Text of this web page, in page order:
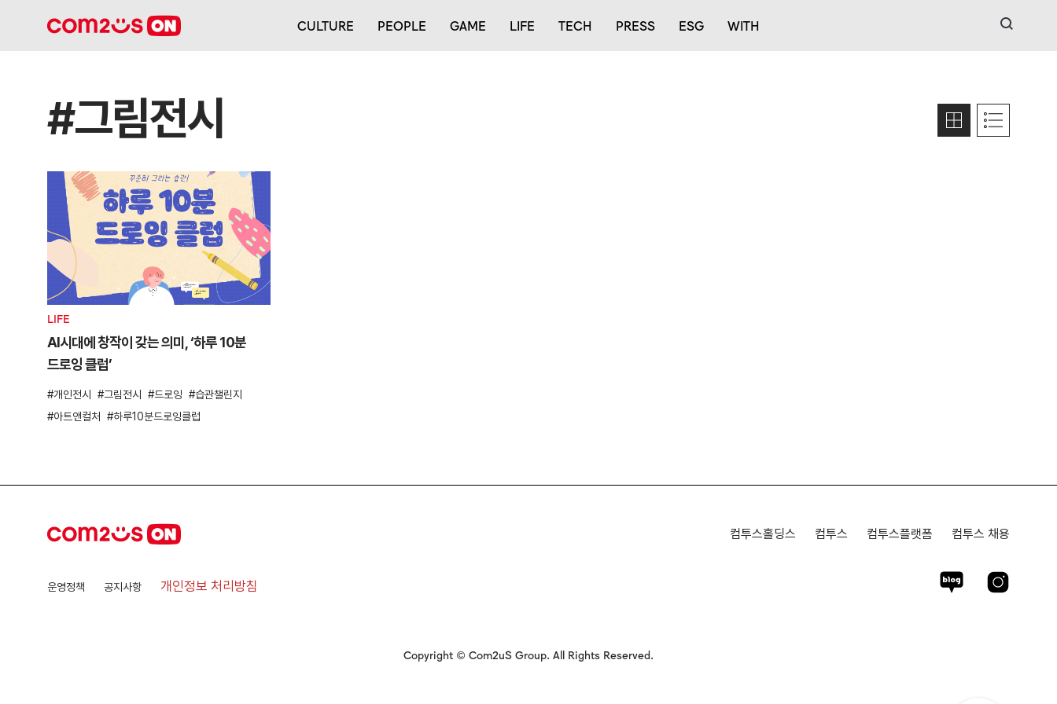
CULTURE PEOPLE GAME LIFE TECH PRESS ESG WITH 검색
#그림전시
LIFE
AI시대에 창작이 갖는 의미, ‘하루 10분
드로잉 클럽’
개인전시 그림전시 드로잉
습관챌린지
아트앤컬처
하루10분드로잉클럽
운영정책 공지사항 개인정보 처리방침
컴투스홀딩스 컴투스 컴투스플랫폼 컴투스 채용
Copyright © Com2uS Group. All Rights Reserved.